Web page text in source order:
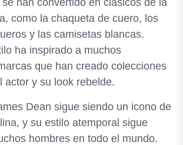
como la chaqueta de cuero, los
y las camisetas blancas.
ha inspirado a muchos
que han creado colecciones
actor y su look rebelde.
Dean sigue siendo un icono de
y su estilo atemporal sigue
hombres en todo el mundo.